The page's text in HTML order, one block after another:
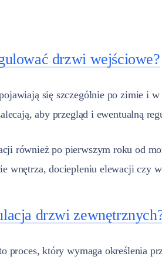
drzwi wejściowe?
się szczególnie po zimie i
aby przegląd i ewentualną
również po pierwszym roku od
wnętrza, dociepleniu elewacji czy
drzwi
proces, który wymaga określenia